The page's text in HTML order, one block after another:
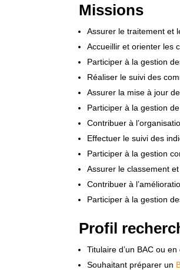
Missions
Assurer le traitement et
Accueillir et orienter les
Participer à la gestion
Réaliser le suivi des
Assurer la mise à jour
Participer à la gestion
Contribuer à
Effectuer le suivi des
Participer à la gestion
Assurer le classement
Contribuer à
Participer à la gestion
Profil
Titulaire d’un BAC ou en
Souhaitant préparer un